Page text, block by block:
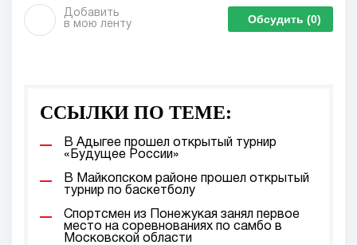
Добавить
в мою ленту
Обсудить (0)
ССЫЛКИ ПО ТЕМЕ:
В Адыгее прошел открытый турнир
«Будущее России»
В Майкопском районе прошел открытый
турнир по баскетболу
Спортсмен из Понежукая занял первое
место на соревнованиях по самбо в
Московской области